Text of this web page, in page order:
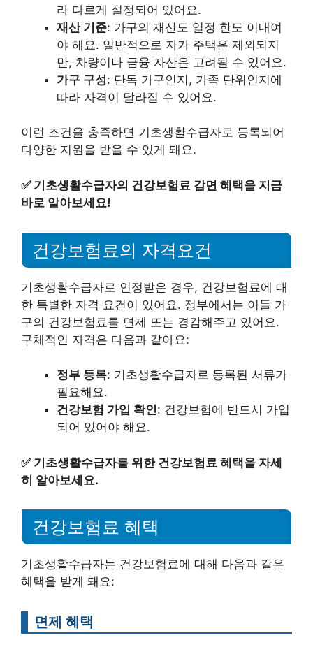
라 다르게 설정되어 있어요.
재산 기준: 가구의 재산도 일정 한도 이내여
야 해요. 일반적으로 자가 주택은 제외되지
만, 차량이나 금융 자산은 고려될 수 있어요.
가구 구성: 단독 가구인지, 가족 단위인지에
따라 자격이 달라질 수 있어요.
이런 조건을 충족하면 기초생활수급자로 등록되어
다양한 지원을 받을 수 있게 돼요.
✅ 기초생활수급자의 건강보험료 감면 혜택을 지금
바로 알아보세요!
건강보험료의 자격요건
기초생활수급자로 인정받은 경우, 건강보험료에 대
한 특별한 자격 요건이 있어요. 정부에서는 이들 가
구의 건강보험료를 면제 또는 경감해주고 있어요.
구체적인 자격은 다음과 같아요:
정부 등록: 기초생활수급자로 등록된 서류가
필요해요.
건강보험 가입 확인: 건강보험에 반드시 가입
되어 있어야 해요.
✅ 기초생활수급자를 위한 건강보험료 혜택을 자세
히 알아보세요.
건강보험료 혜택
기초생활수급자는 건강보험료에 대해 다음과 같은
혜택을 받게 돼요:
면제 혜택